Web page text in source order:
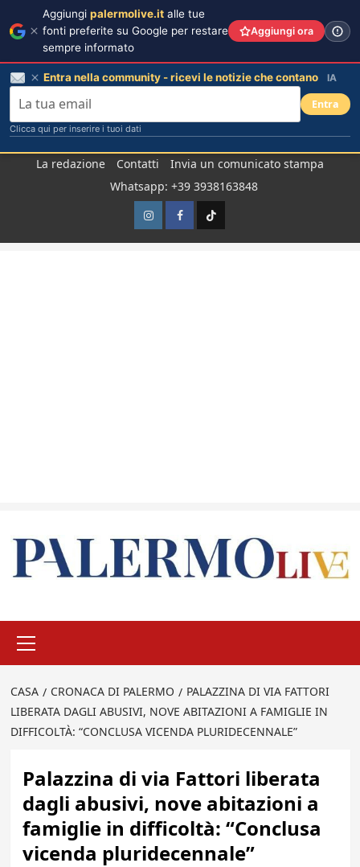
La redazione Contatti
Invia un comunicato stampa
Whatsapp: +39 3938163848
InstagramFacebook
TikTok
principale
CASA CRONACA DI PALERMO
PALAZZINA DI VIA FATTORI
LIBERATA DAGLI ABUSIVI, NOVE ABITAZIONI A FAMIGLIE IN
DIFFICOLTÀ: “CONCLUSA VICENDA PLURIDECENNALE”
Palazzina di via Fattori liberata
dagli abusivi, nove abitazioni a
famiglie in difficoltà: “Conclusa
vicenda pluridecennale”
Aggiungi palermolive.it alle tue
fonti preferite su Google per restare
sempre informato
Aggiungi ora
Entra nella community - ricevi le notizie che contano IA
Entra
Clicca qui per inserire i tuoi dati